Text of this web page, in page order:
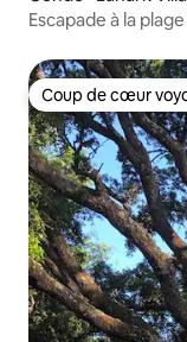
Escapade à la
Coup de cœur
Coup de cœur